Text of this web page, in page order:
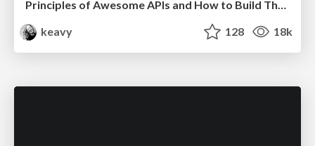
Principles of Awesome APIs and How to Build Them.
keavy
128 18k